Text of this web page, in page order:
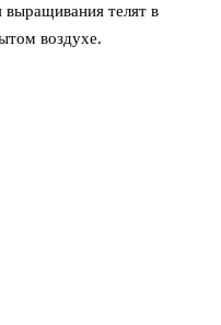
телят в
воздухе.